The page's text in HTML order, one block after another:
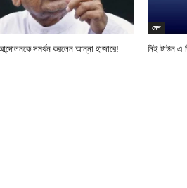
সমর্থন করলেন আন্না হাজারে!
দেশ
নিই টাউন এ